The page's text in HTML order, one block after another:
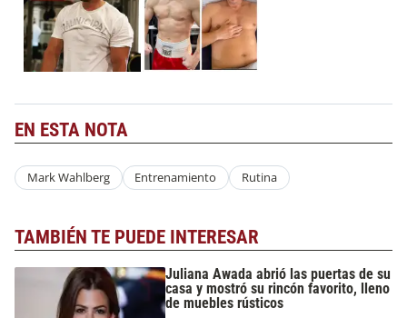
EN ESTA NOTA
Mark Wahlberg Entrenamiento Rutina
TAMBIÉN TE PUEDE INTERESAR
Juliana Awada abrió las puertas de su
casa y mostró su rincón favorito, lleno
de muebles rústicos